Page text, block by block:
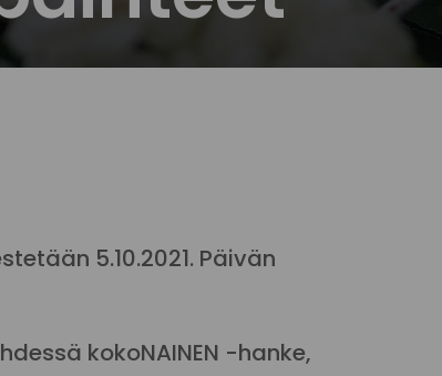
5.10.2021. Päivän
kokoNAINEN -hanke,